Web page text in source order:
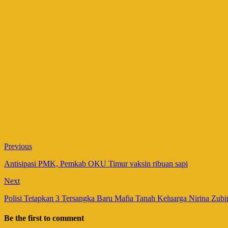
Previous
Antisipasi PMK, Pemkab OKU Timur vaksin ribuan sapi
Next
Polisi Tetapkan 3 Tersangka Baru Mafia Tanah Keluarga Nirina
Be the first to comment